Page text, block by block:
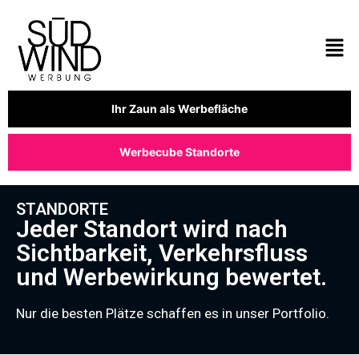
Ihr Zaun als Werbefläche
Werbecube Standorte
STANDORTE
Jeder Standort wird nach
Sichtbarkeit, Verkehrsfluss
und Werbewirkung bewertet.
Nur die besten Plätze schaffen es in unser Portfolio.